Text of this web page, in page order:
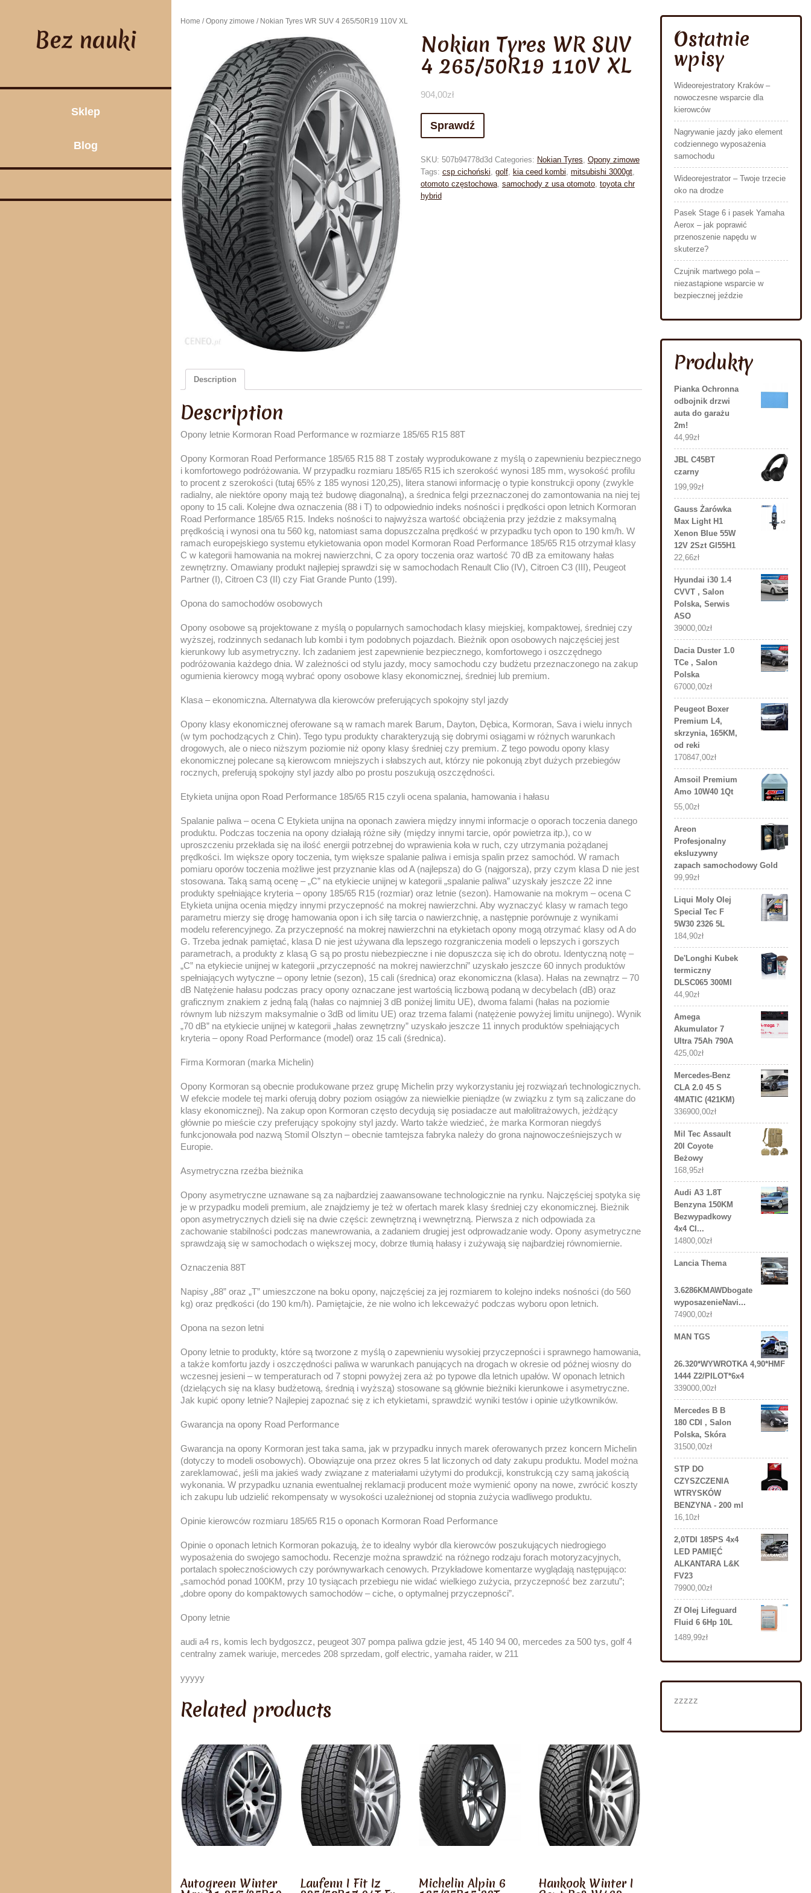
Bez nauki
Sklep
Blog
Home /Opony zimowe / Nokian Tyres WR SUV 4 265/50R19 110V XL
Nokian Tyres WR SUV
4 265/50R19 110V XL
904,00zł
Sprawdź
SKU: 507b94778d3d Categories: Nokian Tyres Opony zimowe
Tags: csp cichoński golf, kia ceed kombi mitsubishi 3000gt,
otomoto częstochowa, samochody z usa otomoto, toyota chr
hybrid
Description
Description
Opony letnie Kormoran Road Performance w rozmiarze 185/65 R15 88T
Opony Kormoran Road Performance 185/65 R15 88 T zostały wyprodukowane z myślą o zapewnieniu bezpiecznego
i komfortowego podróżowania. W przypadku rozmiaru 185/65 R15 ich szerokość wynosi 185 mm, wysokość profilu
to procent z szerokości (tutaj 65% z 185 wynosi 120,25), litera stanowi informację o typie konstrukcji opony (zwykle
radialny, ale niektóre opony mają też budowę diagonalną), a średnica felgi przeznaczonej do zamontowania na niej tej
opony to 15 cali. Kolejne dwa oznaczenia (88 i T) to odpowiednio indeks nośności i prędkości opon letnich Kormoran
Road Performance 185/65 R15. Indeks nośności to najwyższa wartość obciążenia przy jeździe z maksymalną
prędkością i wynosi ona tu 560 kg, natomiast sama dopuszczalna prędkość w przypadku tych opon to 190 km/h. W
ramach europejskiego systemu etykietowania opon model Kormoran Road Performance 185/65 R15 otrzymał klasy
C w kategorii hamowania na mokrej nawierzchni, C za opory toczenia oraz wartość 70 dB za emitowany hałas
zewnętrzny. Omawiany produkt najlepiej sprawdzi się w samochodach Renault Clio (IV), Citroen C3 (III), Peugeot
Partner (I), Citroen C3 (II) czy Fiat Grande Punto (199).
Opona do samochodów osobowych
Opony osobowe są projektowane z myślą o popularnych samochodach klasy miejskiej, kompaktowej, średniej czy
wyższej, rodzinnych sedanach lub kombi i tym podobnych pojazdach. Bieżnik opon osobowych najczęściej jest
kierunkowy lub asymetryczny. Ich zadaniem jest zapewnienie bezpiecznego, komfortowego i oszczędnego
podróżowania każdego dnia. W zależności od stylu jazdy, mocy samochodu czy budżetu przeznaczonego na zakup
ogumienia kierowcy mogą wybrać opony osobowe klasy ekonomicznej, średniej lub premium.
Klasa – ekonomiczna. Alternatywa dla kierowców preferujących spokojny styl jazdy
Opony klasy ekonomicznej oferowane są w ramach marek Barum, Dayton, Dębica, Kormoran, Sava i wielu innych
(w tym pochodzących z Chin). Tego typu produkty charakteryzują się dobrymi osiągami w różnych warunkach
drogowych, ale o nieco niższym poziomie niż opony klasy średniej czy premium. Z tego powodu opony klasy
ekonomicznej polecane są kierowcom mniejszych i słabszych aut, którzy nie pokonują zbyt dużych przebiegów
rocznych, preferują spokojny styl jazdy albo po prostu poszukują oszczędności.
Etykieta unijna opon Road Performance 185/65 R15 czyli ocena spalania, hamowania i hałasu
Spalanie paliwa – ocena C Etykieta unijna na oponach zawiera między innymi informacje o oporach toczenia danego
produktu. Podczas toczenia na opony działają różne siły (między innymi tarcie, opór powietrza itp.), co w
uproszczeniu przekłada się na ilość energii potrzebnej do wprawienia koła w ruch, czy utrzymania pożądanej
prędkości. Im większe opory toczenia, tym większe spalanie paliwa i emisja spalin przez samochód. W ramach
pomiaru oporów toczenia możliwe jest przyznanie klas od A (najlepsza) do G (najgorsza), przy czym klasa D nie jest
stosowana. Taką samą ocenę – „C” na etykiecie unijnej w kategorii „spalanie paliwa” uzyskały jeszcze 22 inne
produkty spełniające kryteria – opony 185/65 R15 (rozmiar) oraz letnie (sezon). Hamowanie na mokrym – ocena C
Etykieta unijna ocenia między innymi przyczepność na mokrej nawierzchni. Aby wyznaczyć klasy w ramach tego
parametru mierzy się drogę hamowania opon i ich siłę tarcia o nawierzchnię, a następnie porównuje z wynikami
modelu referencyjnego. Za przyczepność na mokrej nawierzchni na etykietach opony mogą otrzymać klasy od A do
G. Trzeba jednak pamiętać, klasa D nie jest używana dla lepszego rozgraniczenia modeli o lepszych i gorszych
parametrach, a produkty z klasą G są po prostu niebezpieczne i nie dopuszcza się ich do obrotu. Identyczną notę –
„C” na etykiecie unijnej w kategorii „przyczepność na mokrej nawierzchni” uzyskało jeszcze 60 innych produktów
spełniających wytyczne – opony letnie (sezon), 15 cali (średnica) oraz ekonomiczna (klasa). Hałas na zewnątrz – 70
dB Natężenie hałasu podczas pracy opony oznaczane jest wartością liczbową podaną w decybelach (dB) oraz
graficznym znakiem z jedną falą (hałas co najmniej 3 dB poniżej limitu UE), dwoma falami (hałas na poziomie
równym lub niższym maksymalnie o 3dB od limitu UE) oraz trzema falami (natężenie powyżej limitu unijnego). Wynik
„70 dB” na etykiecie unijnej w kategorii „hałas zewnętrzny” uzyskało jeszcze 11 innych produktów spełniających
kryteria – opony Road Performance (model) oraz 15 cali (średnica).
Firma Kormoran (marka Michelin)
Opony Kormoran są obecnie produkowane przez grupę Michelin przy wykorzystaniu jej rozwiązań technologicznych.
W efekcie modele tej marki oferują dobry poziom osiągów za niewielkie pieniądze (w związku z tym są zaliczane do
klasy ekonomicznej). Na zakup opon Kormoran często decydują się posiadacze aut małolitrażowych, jeżdżący
głównie po mieście czy preferujący spokojny styl jazdy. Warto także wiedzieć, że marka Kormoran niegdyś
funkcjonowała pod nazwą Stomil Olsztyn – obecnie tamtejsza fabryka należy do grona najnowocześniejszych w
Europie.
Asymetryczna rzeźba bieżnika
Opony asymetryczne uznawane są za najbardziej zaawansowane technologicznie na rynku. Najczęściej spotyka się
je w przypadku modeli premium, ale znajdziemy je też w ofertach marek klasy średniej czy ekonomicznej. Bieżnik
opon asymetrycznych dzieli się na dwie części: zewnętrzną i wewnętrzną. Pierwsza z nich odpowiada za
zachowanie stabilności podczas manewrowania, a zadaniem drugiej jest odprowadzanie wody. Opony asymetryczne
sprawdzają się w samochodach o większej mocy, dobrze tłumią hałasy i zużywają się najbardziej równomiernie.
Oznaczenia 88T
Napisy „88” oraz „T” umieszczone na boku opony, najczęściej za jej rozmiarem to kolejno indeks nośności (do 560
kg) oraz prędkości (do 190 km/h). Pamiętajcie, że nie wolno ich lekceważyć podczas wyboru opon letnich.
Opona na sezon letni
Opony letnie to produkty, które są tworzone z myślą o zapewnieniu wysokiej przyczepności i sprawnego hamowania,
a także komfortu jazdy i oszczędności paliwa w warunkach panujących na drogach w okresie od późnej wiosny do
wczesnej jesieni – w temperaturach od 7 stopni powyżej zera aż po typowe dla letnich upałów. W oponach letnich
(dzielących się na klasy budżetową, średnią i wyższą) stosowane są głównie bieżniki kierunkowe i asymetryczne.
Jak kupić opony letnie? Najlepiej zapoznać się z ich etykietami, sprawdzić wyniki testów i opinie użytkowników.
Gwarancja na opony Road Performance
Gwarancja na opony Kormoran jest taka sama, jak w przypadku innych marek oferowanych przez koncern Michelin
(dotyczy to modeli osobowych). Obowiązuje ona przez okres 5 lat liczonych od daty zakupu produktu. Model można
zareklamować, jeśli ma jakieś wady związane z materiałami użytymi do produkcji, konstrukcją czy samą jakością
wykonania. W przypadku uznania ewentualnej reklamacji producent może wymienić opony na nowe, zwrócić koszty
ich zakupu lub udzielić rekompensaty w wysokości uzależnionej od stopnia zużycia wadliwego produktu.
Opinie kierowców rozmiaru 185/65 R15 o oponach Kormoran Road Performance
Opinie o oponach letnich Kormoran pokazują, że to idealny wybór dla kierowców poszukujących niedrogiego
wyposażenia do swojego samochodu. Recenzje można sprawdzić na różnego rodzaju forach motoryzacyjnych,
portalach społecznościowych czy porównywarkach cenowych. Przykładowe komentarze wyglądają następująco:
„samochód ponad 100KM, przy 10 tysiącach przebiegu nie widać wielkiego zużycia, przyczepność bez zarzutu”;
„dobre opony do kompaktowych samochodów – ciche, o optymalnej przyczepności”.
Opony letnie
audi a4 rs, komis lech bydgoszcz, peugeot 307 pompa paliwa gdzie jest, 45 140 94 00, mercedes za 500 tys, golf 4
centralny zamek wariuje, mercedes 208 sprzedam, golf electric, yamaha raider, w 211
yyyyy
Related products
Autogreen Winter Laufenn I Fit Iz Michelin Alpin 6 Hankook Winter I
Ostatnie
wpisy
Wideorejestratory Kraków –
nowoczesne wsparcie dla
kierowców
Nagrywanie jazdy jako element
codziennego wyposażenia
samochodu
Wideorejestrator – Twoje trzecie
oko na drodze
Pasek Stage 6 i pasek Yamaha
Aerox – jak poprawić
przenoszenie napędu w
skuterze?
Czujnik martwego pola –
niezastąpione wsparcie w
bezpiecznej jeździe
Produkty
Pianka Ochronna
odbojnik drzwi
auta do garażu
2m!
44,99zł
JBL C45BT
czarny
199,99zł
Gauss Żarówka
Max Light H1
Xenon Blue 55W
12V 2Szt Gl55H1
22,66zł
Hyundai i30 1.4
CVVT , Salon
Polska, Serwis
ASO
39000,00zł
Dacia Duster 1.0
TCe , Salon
Polska
67000,00zł
Peugeot Boxer
Premium L4,
skrzynia, 165KM,
od reki
170847,00zł
Amsoil Premium
Amo 10W40 1Qt
55,00zł
Areon
Profesjonalny
eksluzywny
zapach samochodowy Gold
99,99zł
Liqui Moly Olej
Special Tec F
5W30 2326 5L
184,90zł
De'Longhi Kubek
termiczny
DLSC065 300Ml
44,90zł
Amega
Akumulator 7
Ultra 75Ah 790A
425,00zł
Mercedes-Benz
CLA 2.0 45 S
4MATIC (421KM)
336900,00zł
Mil Tec Assault
20l Coyote
Beżowy
168,95zł
Audi A3 1.8T
Benzyna 150KM
Bezwypadkowy
4x4 Cl...
14800,00zł
Lancia Thema
3.6286KMAWDbogate
wyposazenieNavi...
74900,00zł
MAN TGS
26.320*WYWROTKA 4,90*HMF
1444 Z2/PILOT*6x4
339000,00zł
Mercedes B B
180 CDI , Salon
Polska, Skóra
31500,00zł
STP DO
CZYSZCZENIA
WTRYSKÓW
BENZYNA - 200 ml
16,10zł
2,0TDI 185PS 4x4
LED PAMIĘĆ
ALKANTARA L&K
FV23
79900,00zł
Zf Olej Lifeguard
Fluid 6 6Hp 10L
1489,99zł
zzzzz